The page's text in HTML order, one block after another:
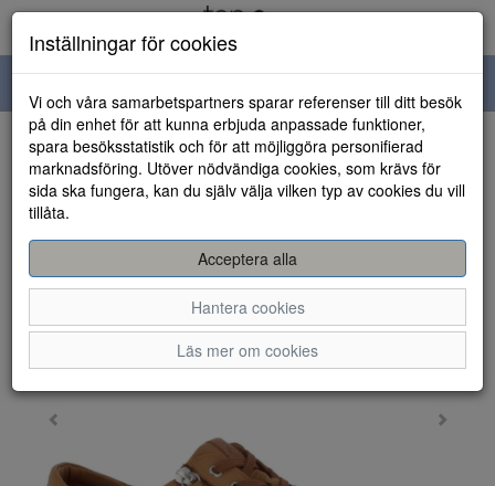
navigation
HEM
Inställningar för cookies
Vi och våra samarbetspartners sparar referenser till ditt besök
på din enhet för att kunna erbjuda anpassade funktioner,
spara besöksstatistik och för att möjliggöra personifierad
marknadsföring. Utöver nödvändiga cookies, som krävs för
sida ska fungera, kan du själv välja vilken typ av cookies du vill
tillåta.
Acceptera alla
Hantera cookies
Läs mer om cookies